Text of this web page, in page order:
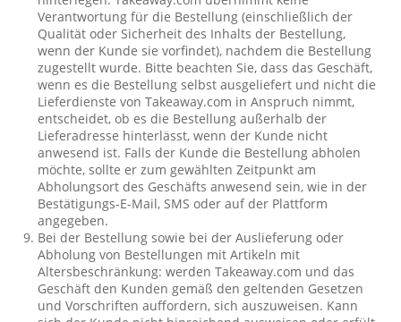
Verantwortung für die Bestellung (einschließlich der
Qualität oder Sicherheit des Inhalts der Bestellung,
wenn der Kunde sie vorfindet), nachdem die Bestellung
zugestellt wurde. Bitte beachten Sie, dass das Geschäft,
wenn es die Bestellung selbst ausgeliefert und nicht die
Lieferdienste von Takeaway.com in Anspruch nimmt,
entscheidet, ob es die Bestellung außerhalb der
Lieferadresse hinterlässt, wenn der Kunde nicht
anwesend ist. Falls der Kunde die Bestellung abholen
möchte, sollte er zum gewählten Zeitpunkt am
Abholungsort des Geschäfts anwesend sein, wie in der
Bestätigungs-E-Mail, SMS oder auf der Plattform
angegeben.
Bei der Bestellung sowie bei der Auslieferung oder
Abholung von Bestellungen mit Artikeln mit
Altersbeschränkung: werden Takeaway.com und das
Geschäft den Kunden gemäß den geltenden Gesetzen
und Vorschriften auffordern, sich auszuweisen. Kann